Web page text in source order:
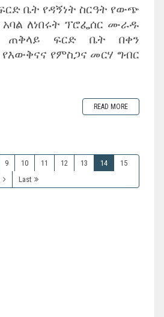
ቤት የዳኝነት ስርዓት የውጭ
ለነበሩት ፕሮፌሰር ሙራዱ
ጠቅላይ ፍርድ ቤት በቀን
የእውቅናና የምስጋና መርሃ ግብር
READ MORE
9 10 11 12 13 14
15
Last